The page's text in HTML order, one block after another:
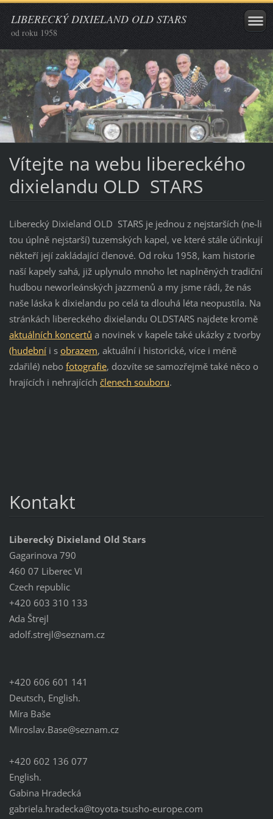
LIBERECKÝ DIXIELAND OLD STARS
od roku 1958
Vítejte na webu libereckého
dixielandu OLD STARS
Liberecký Dixieland OLD STARS je jednou z nejstarších (ne-li
tou úplně nejstarší) tuzemských kapel, ve které stále účinkují
někteří její zakládající členové. Od roku 1958, kam historie
naší kapely sahá, již uplynulo mnoho let naplněných tradiční
hudbou neworleánských jazzmenů a my jsme rádi, že nás
naše láska k dixielandu po celá ta dlouhá léta neopustila. Na
stránkách libereckého dixielandu OLDSTARS najdete kromě
aktuálních koncertů a novinek v kapele také ukázky z tvorby
(hudebníi s obrazem, aktuální i historické, více i méně
zdařilé) nebo fotografie, dozvíte se samozřejmě také něco o
hrajících i nehrajících členech souboru.
Kontakt
Liberecký Dixieland Old Stars
Gagarinova 790
460 07 Liberec VI
Czech republic
+420 603 310 133
Ada Štrejl
adolf.strejl@seznam.cz
+420 606 601 141
Deutsch, English.
Míra Baše
Miroslav.Base@seznam.cz
+420 602 136 077
English.
Gabina Hradecká
gabriela.hradecka@toyota-tsusho-europe.com